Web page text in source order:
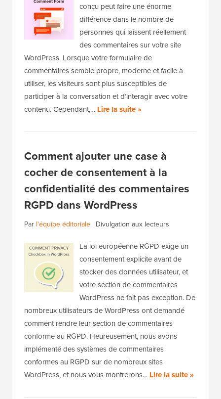
conçu peut faire une énorme
différence dans le nombre de
personnes qui laissent réellement
des commentaires sur votre site
WordPress. Lorsque votre formulaire de
commentaires semble propre, moderne et facile à
utiliser, les visiteurs sont plus susceptibles de
participer à la conversation et d’interagir avec votre
contenu. Cependant,… Lire la suite »
Comment ajouter une case à
cocher de consentement à la
confidentialité des commentaires
RGPD dans WordPress
Par l'équipe éditoriale | Divulgation aux lecteurs
La loi européenne RGPD exige un
consentement explicite avant de
stocker des données utilisateur, et
votre section de commentaires
WordPress ne fait pas exception. De
nombreux utilisateurs de WordPress ont demandé
comment rendre leur section de commentaires
conforme au RGPD. Heureusement, nous avons
implémenté des systèmes de commentaires
conformes au RGPD sur de nombreux sites
WordPress, et nous vous montrerons… Lire la suite »